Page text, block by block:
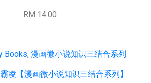
RM 14.00
Books, 漫画微小说知识三结合系列
凌【漫画微小说知识三结合系列】